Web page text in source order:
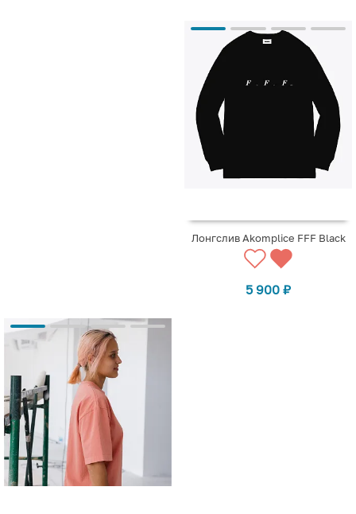
Лонгслив Akomplice FFF Black
5 900 ₽